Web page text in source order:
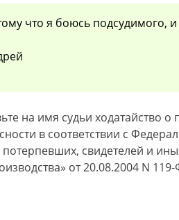
что я боюсь подсудимого,
на имя судьи ходатайство
в соответствии с
свидетелей и
от 20.08.2004 N